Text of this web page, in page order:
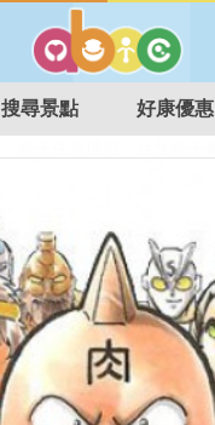
搜尋景點 好康優惠